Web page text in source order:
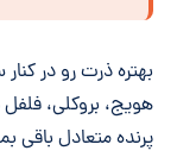
بهتره ذرت رو در
هویج، بروکلی، فلفل
پرنده متعادل باقی